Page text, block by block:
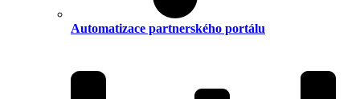
Automatizace partnerského portálu